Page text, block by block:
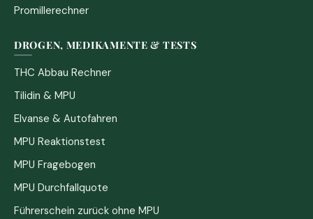
Promillerechner
DROGEN, MEDIKAMENTE & TESTS
THC Abbau Rechner
Tilidin & MPU
Elvanse & Autofahren
MPU Reaktionstest
MPU Fragebogen
MPU Durchfallquote
Führerschein zurück ohne MPU